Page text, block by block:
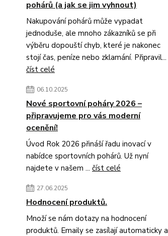
pohárů (a jak se jim vyhnout)
Nakupování pohárů může vypadat
jednoduše, ale mnoho zákazníků se při
výběru dopouští chyb, které je nakonec
stojí čas, peníze nebo zklamání. Připravil...
číst celé
06.10.2025
Nové sportovní poháry 2026 –
připravujeme pro vás moderní
ocenění!
Úvod Rok 2026 přináší řadu inovací v
nabídce sportovních pohárů. Už nyní
najdete v našem ... číst celé
27.06.2025
Hodnocení produktů.
Množí se nám dotazy na hodnocení
produktů. Emaily se zasílají automaticky a